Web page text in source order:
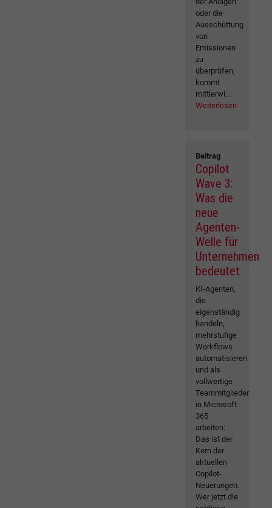
oder die
Ausschüttung
von
Emissionen
zu
überprüfen,
kommt
mittlerwi...
Weiterlesen
Beitrag
Copilot
Wave 3:
Was die
neue
Agenten-
Welle für
Unternehmen
bedeutet
KI-Agenten,
die
eigenständig
handeln,
mehrstufige
Workflows
automatisieren
und als
vollwertige
Teammitglieder
in Microsoft
365
arbeiten:
Das ist der
Kern der
aktuellen
Copilot-
Neuerungen.
Wer jetzt die